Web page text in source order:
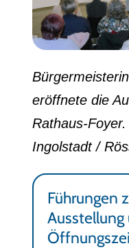
eröffnete die
Rathaus-
Ingolstadt /
Führungen
Ausstellung